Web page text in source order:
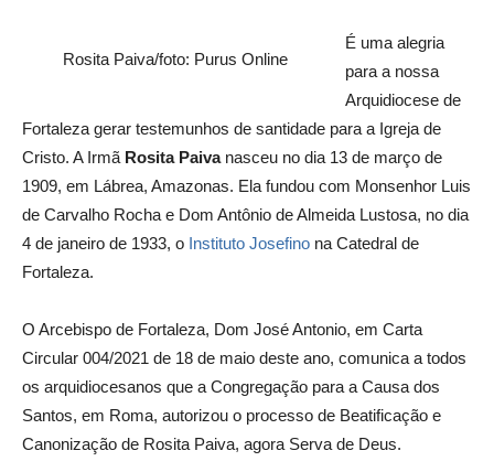
Rosita Paiva/foto: Purus Online
É uma alegria
para a nossa
Arquidiocese de
Fortaleza gerar testemunhos de santidade para a Igreja de
Cristo. A Irmã Rosita Paivanasceu no dia 13 de março de
1909, em Lábrea, Amazonas. Ela fundou com Monsenhor Luis
de Carvalho Rocha e Dom Antônio de Almeida Lustosa, no dia
4 de janeiro de 1933, o Instituto Josefino na Catedral de
Fortaleza.
O Arcebispo de Fortaleza, Dom José Antonio, em Carta
Circular 004/2021 de 18 de maio deste ano, comunica a todos
os arquidiocesanos que a Congregação para a Causa dos
Santos, em Roma, autorizou o processo de Beatificação e
Canonização de Rosita Paiva, agora Serva de Deus.